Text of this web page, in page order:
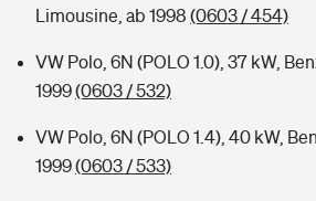
Limousine, ab 1998 (0603 / 454)
VW Polo, 6N (POLO 1.0), 37 kW,
1999(0603 / 532)
VW Polo, 6N (POLO 1.4), 40 kW,
1999(0603 / 533)